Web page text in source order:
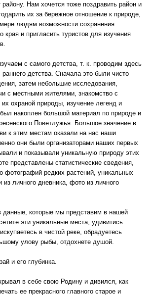
Нам хочется тоже поздравить район и
их за бережное отношение к природе,
людям возможности сохранения
края и пригласить туристов для изучения
с самого детства, т. к. проводим здесь
детства. Сначала это были чисто
затем небольшие исследования,
с местными жителями, знакомство с
охраной природы, изучение легенд и
накоплен большой материал по природе и
Поветлужья. Большое значение в
к этим местам оказали на нас наши
они были организаторами наших первых
и показывали уникальную природу этих
представлены статистические сведения,
фотографий редких растений, уникальных
из личного дневника, фото из личного
данные, которые мы представим в нашей
эти уникальные места, удивитись
в чистой реке, обрадуетесь
улову рыбы, отдохнете душой.
и его глубинка.
в себе свою Родину и дивился, как
ее прекрасного главного старое и